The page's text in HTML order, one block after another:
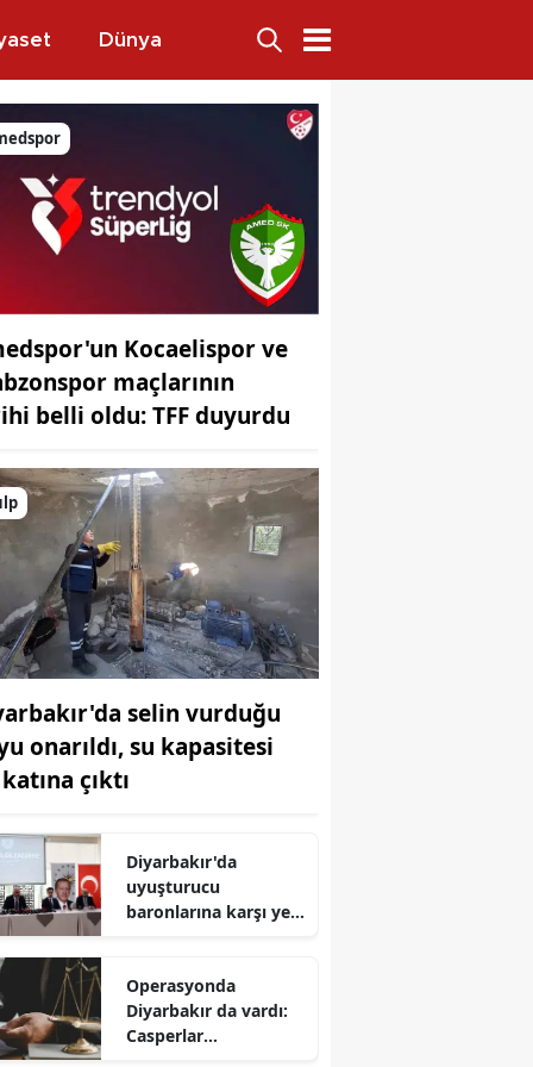
Dünya
Kocaelispor ve
maçlarının
belli oldu: TFF duyurdu
selin vurduğu
onarıldı, su kapasitesi
çıktı
Diyarbakır'da
uyuşturucu
baronlarına karşı yeni
Operasyonda
Diyarbakır da vardı:
Casperlar